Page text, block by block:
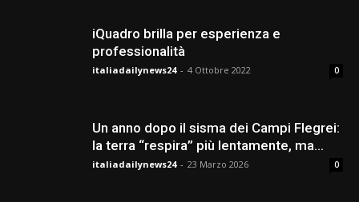
iQuadro brilla per esperienza e
professionalità
italiadailynews24 - 4 Ottobre 2022 0
Un anno dopo il sisma dei Campi Flegrei:
la terra “respira” più lentamente, ma...
italiadailynews24 - 23 Marzo 2026 0